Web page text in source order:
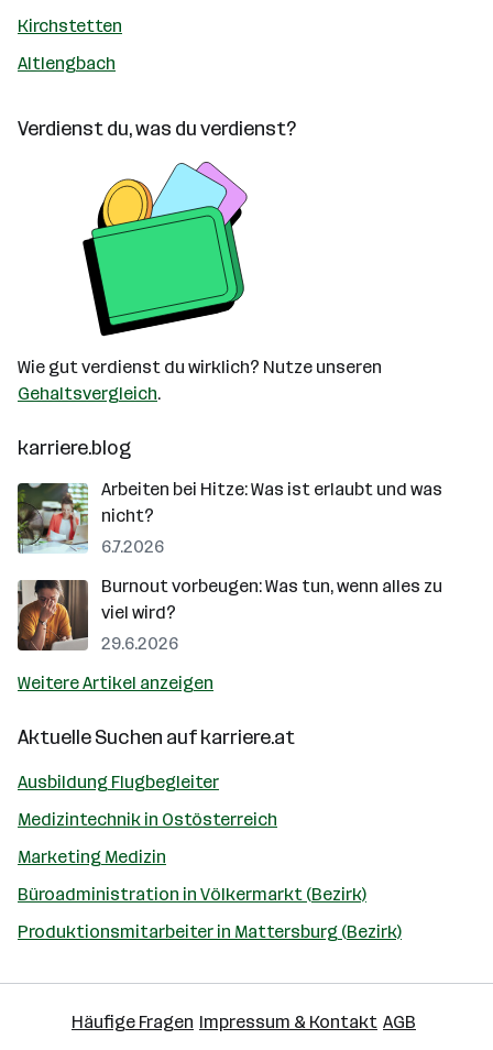
Kirchstetten
Altlengbach
Verdienst du, was du verdienst?
Wie gut verdienst du wirklich? Nutze unseren
Gehaltsvergleich.
karriere.blog
Arbeiten bei Hitze: Was ist erlaubt und was
nicht?
6.7.2026
Burnout vorbeugen: Was tun, wenn alles zu
viel wird?
29.6.2026
Weitere Artikel anzeigen
Aktuelle Suchen aufkarriere.at
Ausbildung Flugbegleiter
Medizintechnik in Ostösterreich
Marketing Medizin
Büroadministration in Völkermarkt (Bezirk)
Produktionsmitarbeiter in Mattersburg (Bezirk)
Häufige Fragen Impressum & Kontakt AGB